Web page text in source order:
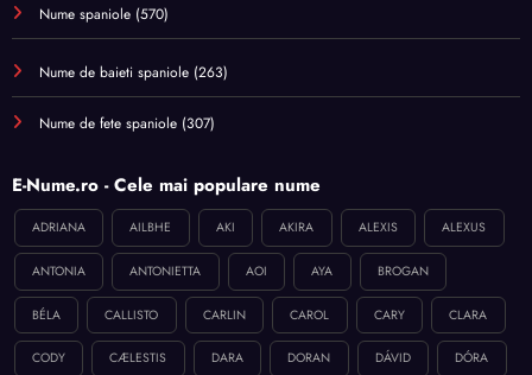
Nume spaniole (570)
Nume de baieti spaniole (263)
Nume de fete spaniole (307)
E-Nume.ro - Cele mai populare nume
ADRIANA AILBHE AKI AKIRA ALEXIS ALEXUS
ANTONIA ANTONIETTA AOI AYA BROGAN
BÉLA CALLISTO CARLIN CAROL CARY CLARA
CODY CÆLESTIS DARA DORAN DÁVID DÓRA